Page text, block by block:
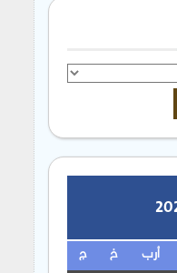
أرب خ ج